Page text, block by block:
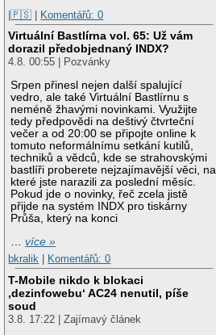
|🇵🇸 | Komentářů: 0
Virtuální Bastlírna vol. 65: Už vám
dorazil předobjednaný INDX?
4.8. 00:55 | Pozvánky
Srpen přinesl nejen další spalující
vedro, ale také Virtuální Bastlírnu s
neméně žhavými novinkami. Využijte
tedy předpovědi na deštivý čtvrteční
večer a od 20:00 se připojte online k
tomuto neformálnímu setkání kutilů,
techniků a vědců, kde se strahovskými
bastlíři proberete nejzajímavější věci, na
které jste narazili za poslední měsíc.
Pokud jde o novinky, řeč zcela jistě
přijde na systém INDX pro tiskárny
Průša, který na konci
…více »
bkralik
Komentářů: 0
T-Mobile nikdo k blokaci
‚dezinfowebu‘ AC24 nenutil, píše
soud
3.8. 17:22 | Zajímavý článek